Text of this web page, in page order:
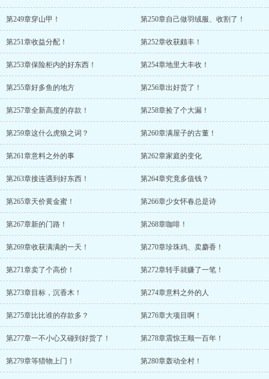
第249章穿山甲！ 第250章自己做羽绒服、收割了！
第251章收益分配！ 第252章收获颇丰！
第253章保险柜内的好东西！ 第254章地里大丰收！
第255章好多鱼的地方 第256章出好货了！
第257章全新高度的存款！ 第258章捡了个大漏！
第259章这什么虎狼之词？ 第260章满屋子的古董！
第261章意料之外的事 第262章家庭的变化
第263章接连遇到好东西！ 第264章究竟多值钱？
第265章天价黄金蜜！ 第266章少女怀春总是诗
第267章新的门路！ 第268章咖啡！
第269章收获满满的一天！ 第270章珍珠鸡、卖麝香！
第271章卖了个高价！ 第272章转手就赚了一笔！
第273章目标，沉香木！ 第274章意料之外的人
第275章比比谁的存款多？ 第276章大项目啊！
第277章一不小心又碰到好货了！ 第278章震惊王顺一百年！
第279章等猎物上门！ 第280章轰动全村！